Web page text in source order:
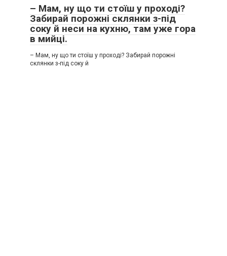
– Мам, ну що ти стоїш у проході?
Забирай порожні склянки з-під
соку й неси на кухню, там уже гора
в мийці.
– Мам, ну що ти стоїш у проході? Забирай порожні
склянки з-під соку й